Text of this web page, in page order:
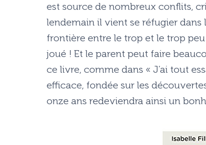
est source de nombreux conflits,
lendemain il vient se réfugier dans
frontière entre le trop et le trop
joué ! Et le parent peut faire
ce livre, comme dans « J’ai tout
efficace, fondée sur les
onze ans redeviendra ainsi un